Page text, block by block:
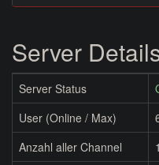
Server
Server Status
User (Online / Max)
Anzahl aller Channel